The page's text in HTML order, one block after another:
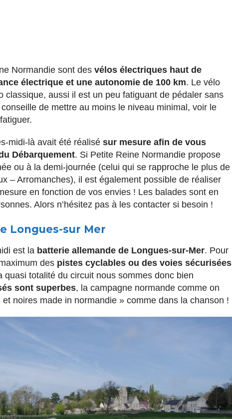
Normandie sont des vélos électriques haut de
électrique et une autonomie de 100 km. Le vélo
classique, aussi il est un peu fatiguant de pédaler sans
de mettre au moins le niveau minimal, voir le
midi-là avait été réalisé sur mesure afin de vous
Débarquement. Si Petite Reine Normandie propose
ou à la demi-journée (celui qui se rapproche le plus de
– Arromanches), il est également possible de réaliser
en fonction de vos envies ! Les balades sont en
Alors n’hésitez pas à les contacter si besoin !
Longues-sur Mer
est la batterie allemande de Longues-sur-Mer. Pour
des pistes cyclables ou des voies sécurisées
totalité du circuit nous sommes donc bien
sont superbes, la campagne normande comme on
et noires made in normandie » comme dans la chanson !